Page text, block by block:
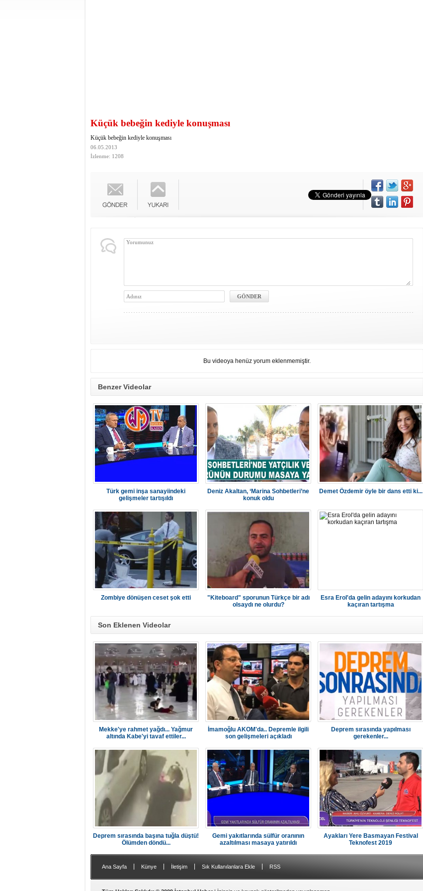
Küçük bebeğin kediyle konuşması
Küçük bebeğin kediyle konuşması
06.05.2013
İzlenme: 1208
Bu videoya henüz yorum eklenmemiştir.
Benzer Videolar
Türk gemi inşa sanayiindeki
gelişmeler tartışıldı
Deniz Akaltan, ‘Marina Sohbetleri’ne
konuk oldu
Demet Özdemir öyle bir dans etti ki...
Zombiye dönüşen ceset şok etti
"Kiteboard" sporunun Türkçe bir adı
olsaydı ne olurdu?
Esra Erol'da gelin adayını korkudan
kaçıran tartışma
Son Eklenen Videolar
Mekke'ye rahmet yağdı... Yağmur
altında Kabe'yi tavaf ettiler...
İmamoğlu AKOM'da.. Depremle ilgili
son gelişmeleri açıkladı
Deprem sırasında yapılması
gerekenler...
Deprem sırasında başına tuğla düştü!
Ölümden döndü...
Gemi yakıtlarında sülfür oranının
azaltılması masaya yatırıldı
Ayakları Yere Basmayan Festival
Teknofest 2019
Ana Sayfa Künye İletişim Sık Kullanılanlara Ekle RSS